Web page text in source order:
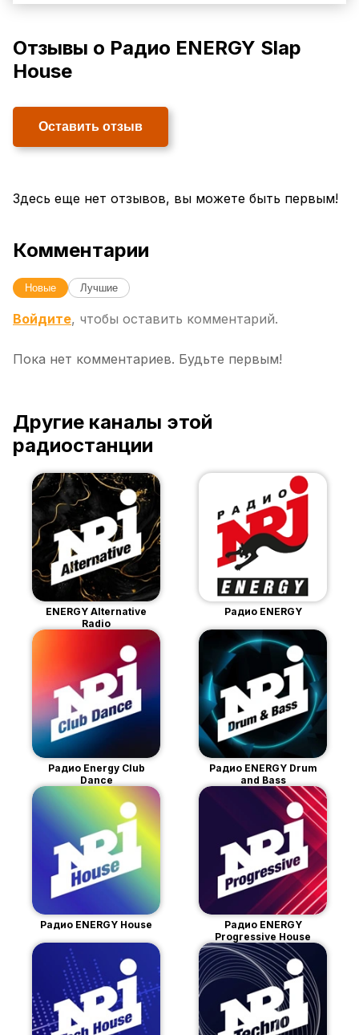
Отзывы о Радио ENERGY Slap
House
Оставить отзыв
Здесь еще нет отзывов, вы можете быть первым!
Комментарии
Новые Лучшие
Войдите, чтобы оставить комментарий.
Пока нет комментариев. Будьте первым!
Другие каналы этой
радиостанции
ENERGY Alternative
Radio
Радио ENERGY
Радио Energy Club
Dance
Радио ENERGY Drum
and Bass
Радио ENERGY House
Радио ENERGY
Progressive House